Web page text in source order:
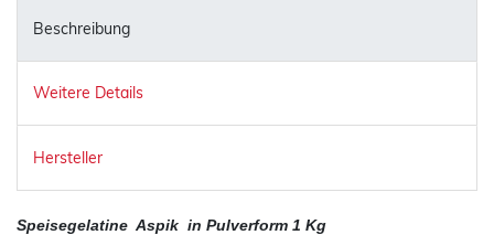
Beschreibung
Weitere Details
Hersteller
Speisegelatine Aspik in Pulverform 1 Kg